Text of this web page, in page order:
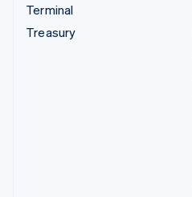
Terminal
Treasury